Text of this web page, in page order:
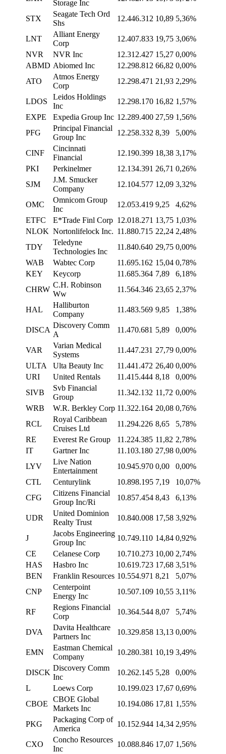
Storage Inc
STX
Seagate Tech Ord
Shs
12.446.312 10,89 5,36%
LNT
Alliant Energy
Corp
12.407.833 19,75 3,06%
NVR
NVR Inc 12.312.427 15,27 0,00%
ABMD Abiomed Inc 12.298.812 66,82 0,00%
ATO
Atmos Energy
Corp
12.298.471 21,93 2,29%
LDOS
Leidos Holdings
Inc
12.298.170 16,82 1,57%
EXPE
Expedia Group Inc 12.289.400 27,59 1,56%
PFG
Principal Financial
Group Inc
12.258.332 8,39 5,00%
CINF
Cincinnati
Financial
12.190.399 18,38 3,17%
PKI
Perkinelmer 12.134.391 26,71 0,26%
SJM
J.M. Smucker
Company
12.104.577 12,09 3,32%
OMC
Omnicom Group
Inc
12.053.419 9,25
4,62%
ETFC
E*Trade Finl Corp 12.018.271 13,75 1,03%
NLOK Nortonlifelock Inc. 11.880.715 22,24 2,48%
TDY
Teledyne
Technologies Inc
11.840.640 29,75 0,00%
WAB
Wabtec Corp 11.695.162 15,04 0,78%
KEY
Keycorp 11.685.364 7,89
6,18%
CHRW
C.H. Robinson
Ww
11.564.346 23,65 2,37%
HAL
Halliburton
Company
11.483.569 9,85 1,38%
DISCA
Discovery Comm
A
11.470.681 5,89 0,00%
VAR
Varian Medical
Systems
11.447.231 27,79 0,00%
ULTA
Ulta Beauty Inc 11.441.472 26,40 0,00%
URI
United Rentals 11.415.444 8,18
0,00%
SIVB
Svb Financial
Group
11.342.132 11,72 0,00%
WRB
W.R. Berkley Corp 11.322.164 20,08 0,76%
RCL
Royal Caribbean
Cruises Ltd
11.294.226 8,65
5,78%
RE
Everest Re Group 11.224.385 11,82 2,78%
IT
Gartner Inc 11.103.180 27,98 0,00%
LYV
Live Nation
Entertainment
10.945.970 0,00
0,00%
CTL
Centurylink 10.898.195 7,19
10,07%
CFG
Citizens Financial
Group Inc/Ri
10.857.454 8,43 6,13%
UDR
United Dominion
Realty Trust
10.840.008 17,58 3,92%
J
Jacobs Engineering
Group Inc
10.749.110 14,84 0,92%
CE
Celanese Corp 10.710.273 10,00 2,74%
HAS
Hasbro Inc 10.619.723 17,68 3,51%
BEN
Franklin Resources 10.554.971 8,21
5,07%
CNP
Centerpoint
Energy Inc
10.507.109 10,55 3,11%
RF
Regions Financial
Corp
10.364.544 8,07 5,74%
DVA
Davita Healthcare
Partners Inc
10.329.858 13,13 0,00%
EMN
Eastman Chemical
Company
10.280.381 10,19 3,49%
DISCK
Discovery Comm
Inc
10.262.145 5,28
0,00%
L
Loews Corp 10.199.023 17,67 0,69%
CBOE
CBOE Global
Markets Inc
10.194.086 17,81 1,55%
PKG
Packaging Corp of
America
10.152.944 14,34 2,95%
CXO
Concho Resources
Inc
10.088.846 17,07 1,56%